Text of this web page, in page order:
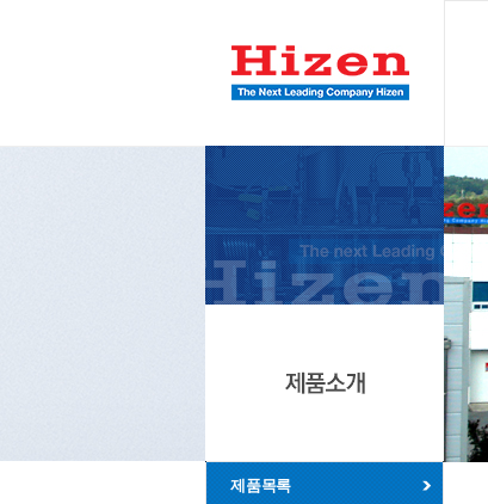
제품목록